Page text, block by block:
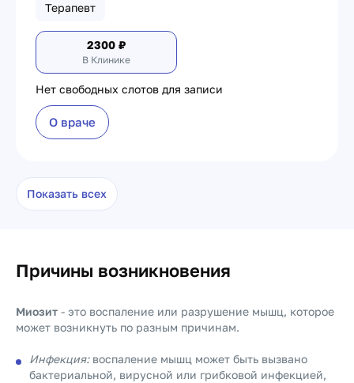
Терапевт
2300 ₽
В Клинике
Нет свободных слотов для записи
О враче
Показать всех
Причины возникновения
Миозит - это воспаление или разрушение мышц, которое
может возникнуть по разным причинам.
Инфекция:воспаление мышц может быть вызвано
бактериальной, вирусной или грибковой инфекцией,